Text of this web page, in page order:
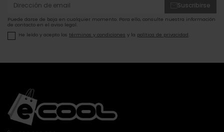
Suscribirse
Puede darse de baja en cualquier momento. Para ello, consulte nuestra información
de contacto en el aviso legal.
He leído y acepto los términos y condiciones y la política de privacidad